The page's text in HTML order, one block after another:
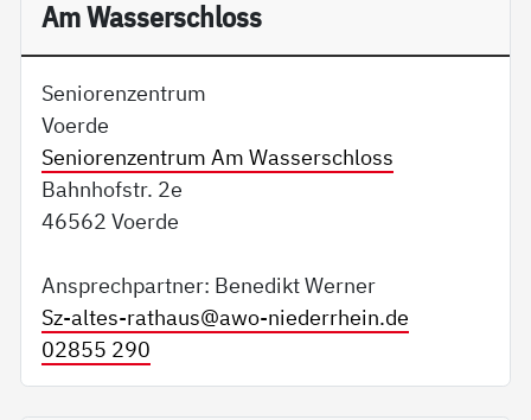
Am Wasserschloss
Seniorenzentrum
Voerde
Seniorenzentrum Am Wasserschloss
Bahnhofstr. 2e
46562 Voerde
Ansprechpartner: Benedikt Werner
Sz-altes-rathaus@awo-niederrhein.de
02855 290